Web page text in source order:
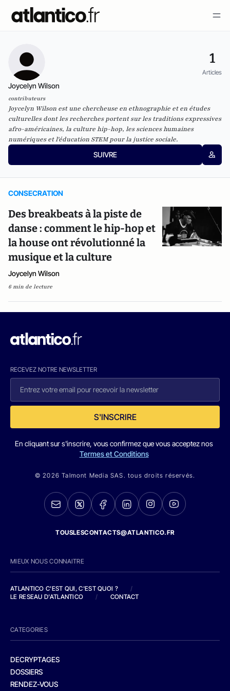
1
Articles
Joycelyn Wilson
contributeurs
Joycelyn Wilson est une chercheuse en ethnographie et en études
culturelles dont les recherches portent sur les traditions expressives
afro-américaines, la culture hip-hop, les sciences humaines
numériques et l'éducation STEM pour la justice sociale.
SUIVRE
CONSECRATION
Des breakbeats à la piste de
danse : comment le hip-hop et
la house ont révolutionné la
musique et la culture
Joycelyn Wilson
6 min de lecture
RECEVEZ NOTRE NEWSLETTER
S'INSCRIRE
En cliquant sur s'inscrire, vous confirmez que vous acceptez nos
Termes et Conditions
© 2026 Talmont Media SAS. tous droits réservés.
TOUSLESCONTACTS@ATLANTICO.FR
MIEUX NOUS CONNAITRE
ATLANTICO C'EST QUI, C'EST QUOI ?
/
LE RESEAU D'ATLANTICO
/ CONTACT
CATEGORIES
DECRYPTAGES
DOSSIERS
RENDEZ-VOUS